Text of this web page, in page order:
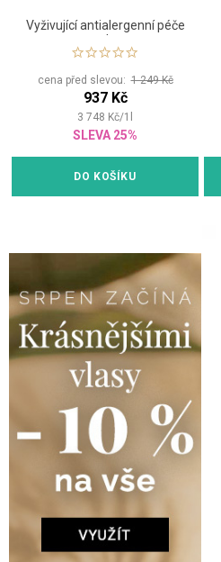
Vyživující antialergenní péče
na vlasy
cena před slevou:1 249 Kč
937 Kč
3 748 Kč/1
SLEVA 25%
DO KOŠÍKU